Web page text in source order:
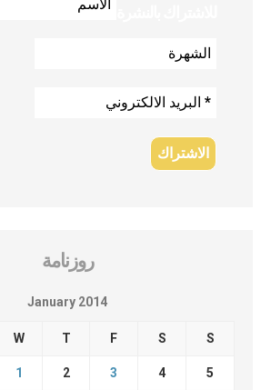
روزنامة
January 2014
W T F S S
1 2 3 4 5